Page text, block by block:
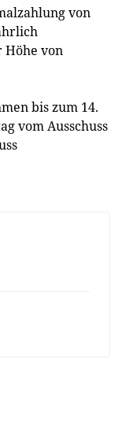
von
von
bis zum 14.
vom Ausschuss